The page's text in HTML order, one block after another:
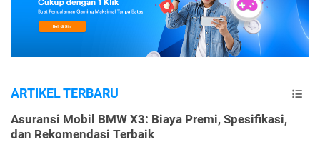
ARTIKEL TERBARU
Asuransi Mobil BMW X3: Biaya Premi, Spesifikasi,
dan Rekomendasi Terbaik